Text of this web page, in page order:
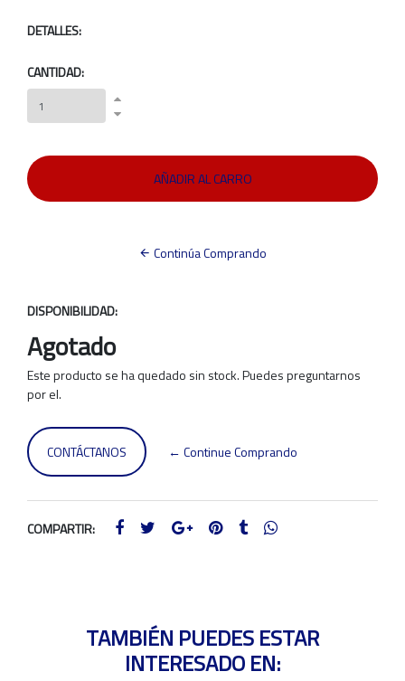
DETALLES:
CANTIDAD:
Continúa Comprando
DISPONIBILIDAD:
Agotado
Este producto se ha quedado sin stock. Puedes preguntarnos
por el.
CONTÁCTANOS ← Continue Comprando
COMPARTIR:
TAMBIÉN PUEDES ESTAR
INTERESADO EN: